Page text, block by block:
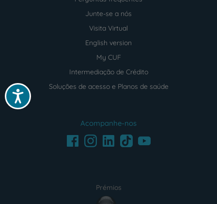
Acessibilidade
Junte-se a nós
Visita Virtual
English version
My CUF
Intermediação de Crédito
Soluções de acesso e Planos de saúde
Acompanhe-nos
FacebookInstagramLinkedInTikTokYoutube
Prémios
award4